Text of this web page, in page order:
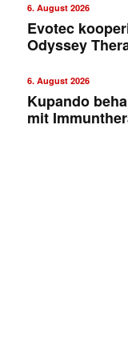
6. August 2026
Evotec
Odyssey
6. August 2026
Kupando
mit